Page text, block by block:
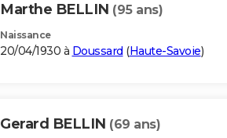
Marthe BELLIN (95 ans)
Naissance
20/04/1930 à Doussard (Haute-Savoie)
Gerard BELLIN (69 ans)